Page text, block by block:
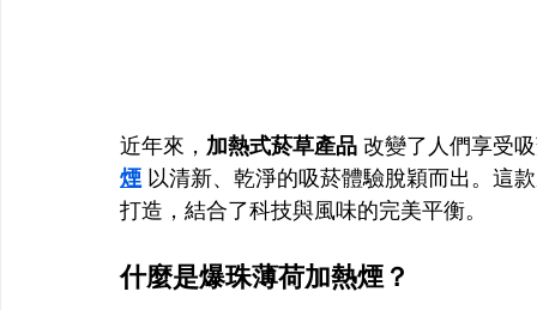
近年來， 加熱式菸草產品 改變了人們享受
煙 以清新、乾淨的吸菸體驗脫穎而出。這
打造，結合了科技與風味的完美平衡。
什麼是爆珠薄荷加熱煙？